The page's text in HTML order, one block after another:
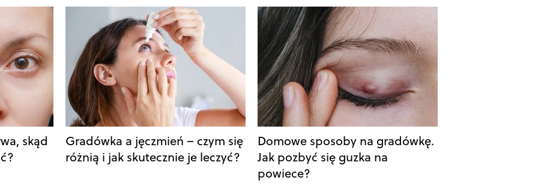
skąd
Gradówka a jęczmień – czym się
różnią i jak skutecznie je leczyć?
Domowe sposoby na gradówkę.
Jak pozbyć się guzka na
powiece?